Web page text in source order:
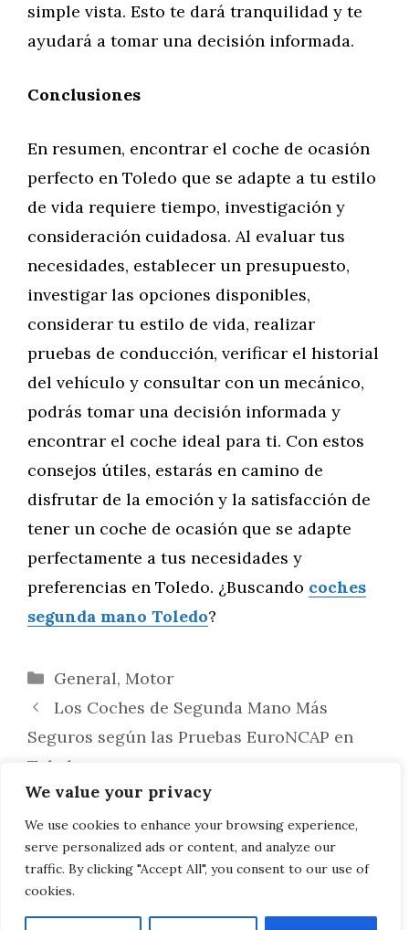
We value your privacy
We use cookies to enhance your browsing experience,
serve personalized ads or content, and analyze our
traffic. By clicking "Accept All", you consent to our use of
cookies.
simple vista. Esto te dará tranquilidad y te
ayudará a tomar una decisión informada.
Conclusiones
En resumen, encontrar el coche de ocasión
perfecto en Toledo que se adapte a tu estilo
de vida requiere tiempo, investigación y
consideración cuidadosa. Al evaluar tus
necesidades, establecer un presupuesto,
investigar las opciones disponibles,
considerar tu estilo de vida, realizar
pruebas de conducción, verificar el historial
del vehículo y consultar con un mecánico,
podrás tomar una decisión informada y
encontrar el coche ideal para ti. Con estos
consejos útiles, estarás en camino de
disfrutar de la emoción y la satisfacción de
tener un coche de ocasión que se adapte
perfectamente a tus necesidades y
preferencias en Toledo. ¿Buscando coches
segunda mano Toledo?
Categorías
General, Motor
Los Coches de Segunda Mano Más
Seguros según las Pruebas EuroNCAP en
Toledo
Los Coches de Segunda Mano Más
Eficientes en Consumo de Combustible en
Toledo